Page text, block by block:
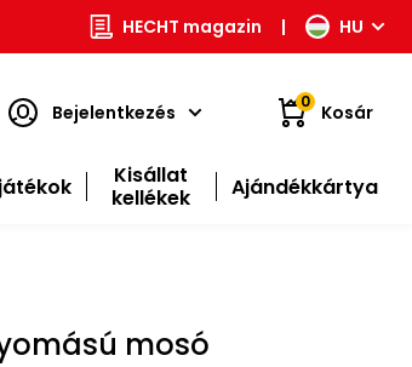
HECHT magazin | HU
Bejelentkezés 0 Kosár
Kisállat
kellékek
Ajándékkártya
mosó